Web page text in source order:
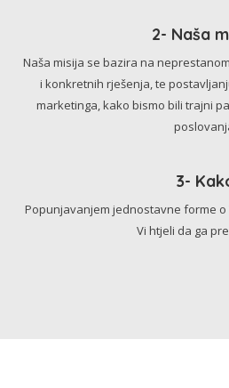
2- Naša
Naša misija se bazira na
i konkretnih rješenja, te
marketinga, kako bismo bili trajni
3-
Popunjavanjem jednostavne forme
Vi htjeli da ga